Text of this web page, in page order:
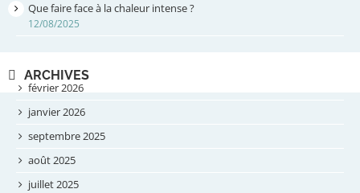
Que faire face à la chaleur intense ?
12/08/2025
ARCHIVES
février 2026
janvier 2026
septembre 2025
août 2025
juillet 2025